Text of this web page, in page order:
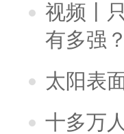
视频丨
有多强？
太阳表
十多万